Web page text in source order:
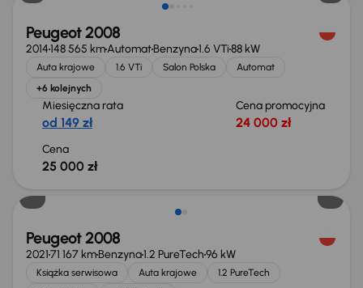
Peugeot 2008
2014148 565 kmAutomatBenzyna1.6 VTi88 kW
Auta krajowe 1.6 VTi Salon Polska
Automat
+6 kolejnych
Miesięczna rata
od 149 zł
Cena promocyjna
24 000 zł
Cena
25 000 zł
Peugeot 2008
202171 167 kmBenzyna1.2 PureTech96 kW
Książka serwisowa Auta krajowe
1.2 PureTech